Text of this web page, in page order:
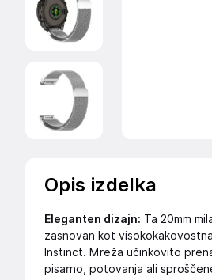
Opis izdelka
Eleganten dizajn: Ta 20mm
zasnovan kot
Instinct. Mreža učinkovito
pisarno, potovanja ali